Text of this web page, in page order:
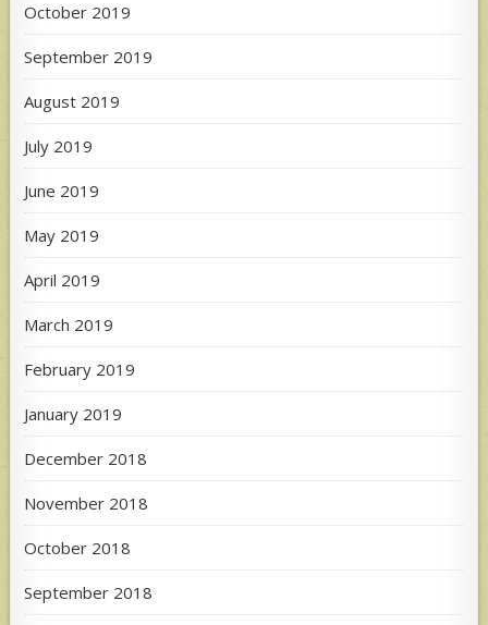
October 2019
September 2019
August 2019
July 2019
June 2019
May 2019
April 2019
March 2019
February 2019
January 2019
December 2018
November 2018
October 2018
September 2018